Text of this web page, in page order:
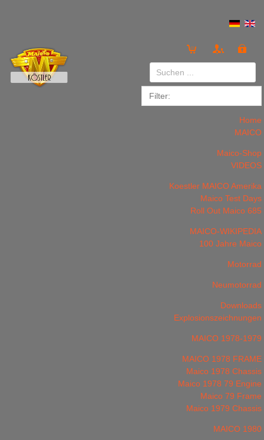
Home
MAICO
Maico-Shop
VIDEOS
Koestler MAICO Amerika
Maico Test Days
Roll Out Maico 685
MAICO-WIKIPEDIA
100 Jahre Maico
Motorrad
Neumotorrad
Downloads
Explosionszeichnungen
MAICO 1978-1979
MAICO 1978 FRAME
Maico 1978 Chassis
Maico 1978 79 Engine
Maico 79 Frame
Maico 1979 Chassis
MAICO 1980
Anmelden